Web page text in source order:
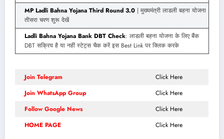
MP Ladli Bahna Yojana Third Round 3.0 | मुख्यमंत्री लाडली बहना योजना
तीसरा चरण शुरू देखें
Ladli Bahna Yojana Bank DBT Check: लाडली बहना योजना के लिए बैंक
DBT सक्रिय है या नहीं स्टेट्स चैक करें इस Best Link पर क्लिक करके
Join Telegram
Click Here
Join WhatsApp Group
Click Here
Follow Google News
Click Here
HOME PAGE
Click Here